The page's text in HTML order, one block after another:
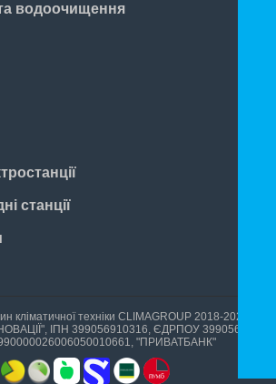
водоочищення
станції
кліматичної техніки CLIMAGROUP 2018-2026
ІПН 399056910316, ЄДРПОУ 39905699,
"ПРИВАТБАНК"